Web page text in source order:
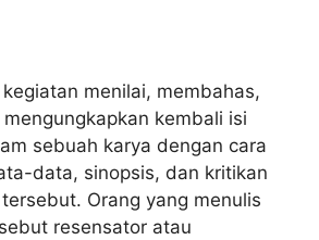
menilai, membahas,
kembali isi
sebuah karya dengan cara
data, sinopsis, dan kritikan
Orang yang menulis
resensator atau